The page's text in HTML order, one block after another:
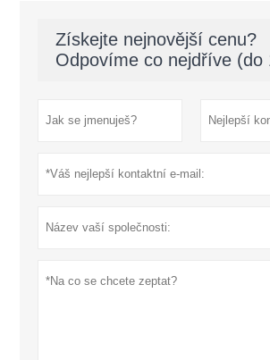
Získejte nejnovější cenu?
Odpovíme co nejdříve (do